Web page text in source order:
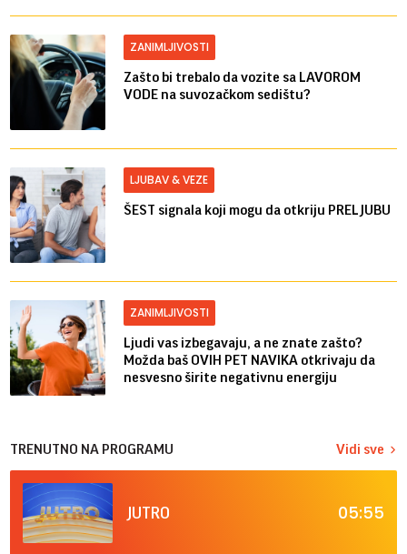
ZANIMLJIVOSTI
Zašto bi trebalo da vozite sa LAVOROM
VODE na suvozačkom sedištu?
LJUBAV & VEZE
ŠEST signala koji mogu da otkriju PRELJUBU
ZANIMLJIVOSTI
Ljudi vas izbegavaju, a ne znate zašto?
Možda baš OVIH PET NAVIKA otkrivaju da
nesvesno širite negativnu energiju
TRENUTNO NA PROGRAMU Vidi sve
JUTRO 05:55